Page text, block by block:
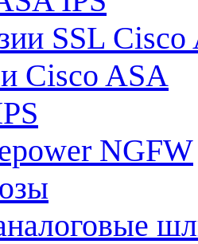
SSL Cisco
Cisco ASA
NGFW